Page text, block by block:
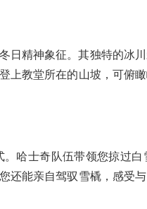
日精神象征。其独特的冰
上教堂所在的山坡，可俯
哈士奇队伍带领您掠过
还能亲自驾驭雪橇，感受